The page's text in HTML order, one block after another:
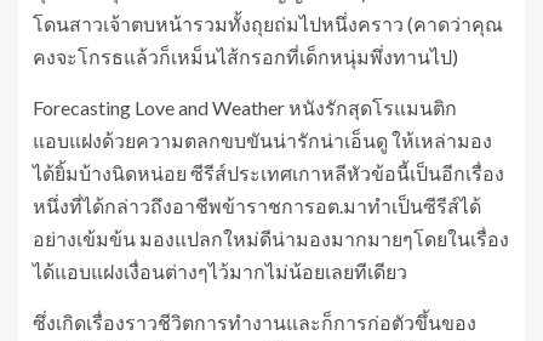
โดนสาวเจ้าตบหน้ารวมทั้งถุยถ่มไปหนึ่งคราว (คาดว่าคุณ
คงจะโกรธแล้วก็เหม็นไส้กรอกที่เด็กหนุ่มพึ่งทานไป)
Forecasting Love and Weather หนังรักสุดโรแมนติก
แอบแฝงด้วยความตลกขบขันน่ารักน่าเอ็นดู ให้เหล่ามอง
ได้ยิ้มบ้างนิดหน่อย ซีรีส์ประเทศเกาหลีหัวข้อนี้เป็นอีกเรื่อง
หนึ่งที่ได้กล่าวถึงอาชีพข้าราชการอต.มาทำเป็นซีรีส์ได้
อย่างเข้มข้น มองแปลกใหม่ดีน่ามองมากมายๆโดยในเรื่อง
ได้แอบแฝงเงื่อนต่างๆไว้มากไม่น้อยเลยทีเดียว
ซึ่งเกิดเรื่องราวชีวิตการทำงานและก็การก่อตัวขึ้นของ